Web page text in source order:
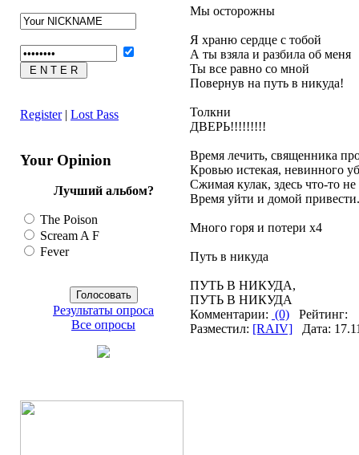
Register| Lost Pass
Your Opinion
Лучший альбом?
The Poison
Scream A F
Fever
Результаты опроса
Все опросы
Мы осторожны
Я храню сердце с тобой
А ты взяла и разбила об меня
Ты все равно со мной
Повернув на путь в никуда!
Толкни
ДВЕРЬ!!!!!!!!!
Время лечить, священника
Кровью истекая, невинного
Сжимая кулак, здесь что-то не
Время уйти и домой
Много горя и потери x4
Путь в никуда
ПУТЬ В НИКУДА,
ПУТЬ В НИКУДА
Комментарии: (0) Рейтинг:
Разместил: [RAIV] Дата: